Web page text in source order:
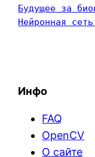
Будущее за
Нейронная
Инфо
FAQ
OpenCV
О сайте